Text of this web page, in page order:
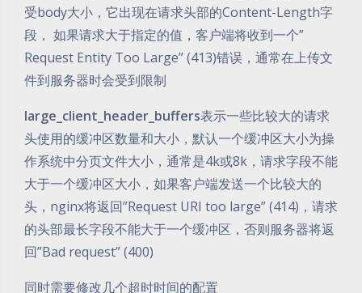
受body大小，它出现在请求头部的Content-Length字
段， 如果请求大于指定的值，客户端将收到一个”
Request Entity Too Large” (413)错误，通常在上传文
件到服务器时会受到限制
large_client_header_buffers表示一些比较大的请求
头使用的缓冲区数量和大小，默认一个缓冲区大小为操
作系统中分页文件大小，通常是4k或8k，请求字段不能
大于一个缓冲区大小，如果客户端发送一个比较大的
头，nginx将返回”Request URI too large” (414)，请求
的头部最长字段不能大于一个缓冲区，否则服务器将返
回”Bad request” (400)
同时需要修改几个超时时间的配置